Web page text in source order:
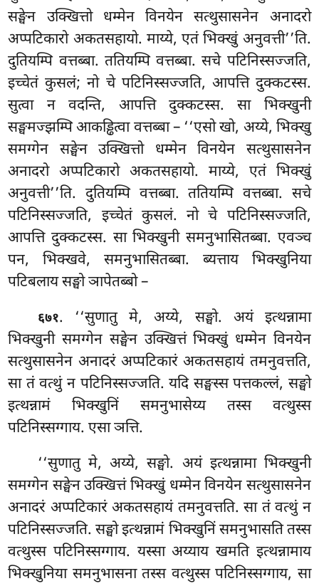
सङ्घेन उक्खित्तो धम्मेन विनयेन सत्थुसासनेन अनादरो
अप्पटिकारो अकतसहायो. माय्ये, एतं भिक्खुं अनुवत्ती’’ति.
दुतियम्पि वत्तब्बा. ततियम्पि वत्तब्बा. सचे पटिनिस्सज्जति,
इच्चेतं कुसलं; नो चे पटिनिस्सज्जति, आपत्ति दुक्कटस्स.
सुत्वा न वदन्ति, आपत्ति दुक्कटस्स. सा भिक्खुनी
सङ्घमज्झम्पि आकड्ढित्वा वत्तब्बा – ‘‘एसो खो, अय्ये, भिक्खु
समग्गेन सङ्घेन उक्खित्तो धम्मेन विनयेन सत्थुसासनेन
अनादरो अप्पटिकारो अकतसहायो. माय्ये, एतं भिक्खुं
अनुवत्ती’’ति. दुतियम्पि वत्तब्बा. ततियम्पि वत्तब्बा. सचे
पटिनिस्सज्जति, इच्चेतं कुसलं. नो चे पटिनिस्सज्जति,
आपत्ति दुक्कटस्स. सा भिक्खुनी समनुभासितब्बा. एवञ्च
पन, भिक्खवे, समनुभासितब्बा. ब्यत्ताय भिक्खुनिया
पटिबलाय सङ्घो ञापेतब्बो –
६७१. ‘‘सुणातु मे, अय्ये, सङ्घो. अयं इत्थन्नामा
भिक्खुनी समग्गेन सङ्घेन उक्खित्तं भिक्खुं धम्मेन विनयेन
सत्थुसासनेन अनादरं अप्पटिकारं अकतसहायं तमनुवत्तति,
सा तं वत्थुं न पटिनिस्सज्जति. यदि सङ्घस्स पत्तकल्लं, सङ्घो
इत्थन्नामं भिक्खुनिं समनुभासेय्य तस्स वत्थुस्स
पटिनिस्सग्गाय. एसा ञत्ति.
‘‘सुणातुमे, अय्ये, सङ्घो. अयं इत्थन्नामा भिक्खुनी
समग्गेन सङ्घेन उक्खित्तं भिक्खुं धम्मेन विनयेन सत्थुसासनेन
अनादरं अप्पटिकारं अकतसहायं तमनुवत्तति. सा तं वत्थुं न
पटिनिस्सज्जति. सङ्घो इत्थन्नामं भिक्खुनिं समनुभासति तस्स
वत्थुस्स पटिनिस्सग्गाय. यस्सा अय्याय खमति इत्थन्नामाय
भिक्खुनिया समनुभासना तस्स वत्थुस्स पटिनिस्सग्गाय, सा